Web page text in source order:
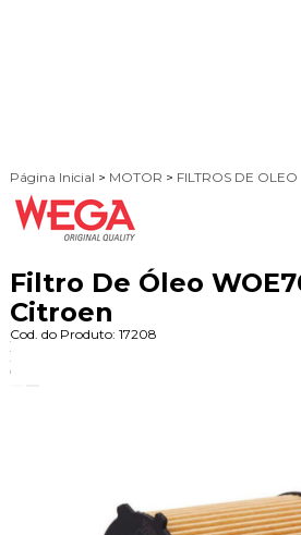
Página Inicial > MOTOR > FILTROS DE OLEO
Filtro De Óleo
Citroen
Cod. do Produto: 17208